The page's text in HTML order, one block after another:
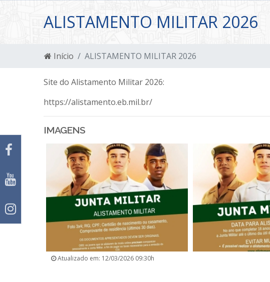
ALISTAMENTO MILITAR 2026
Início ALISTAMENTO MILITAR 2026
Site do Alistamento Militar 2026:
https://alistamento.eb.mil.br/
IMAGENS
Atualizado em: 12/03/2026 09:30h